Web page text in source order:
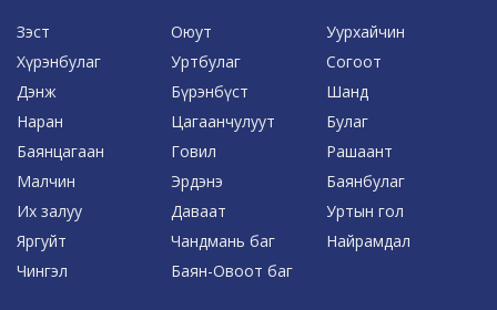
Зэст Оюут
Уурхайчин
Хүрэнбулаг
Уртбулаг
Согоот
Дэнж
Бүрэнбүст
Шанд
Наран
Цагаанчулуут
Булаг
Баянцагаан
Говил
Рашаант
Малчин
Эрдэнэ
Баянбулаг
Их залуу
Даваат
Уртын гол
Яргуйт
Чандмань баг
Найрамдал
Чингэл
Баян-Овоот баг